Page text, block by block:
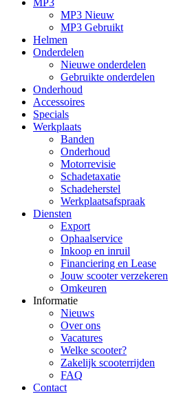
MP3
MP3 Nieuw
MP3 Gebruikt
Helmen
Onderdelen
Nieuwe onderdelen
Gebruikte onderdelen
Onderhoud
Accessoires
Specials
Werkplaats
Banden
Onderhoud
Motorrevisie
Schadetaxatie
Schadeherstel
Werkplaatsafspraak
Diensten
Export
Ophaalservice
Inkoop en inruil
Financiering en Lease
Jouw scooter verzekeren
Omkeuren
Informatie
Nieuws
Over ons
Vacatures
Welke scooter?
Zakelijk scooterrijden
FAQ
Contact